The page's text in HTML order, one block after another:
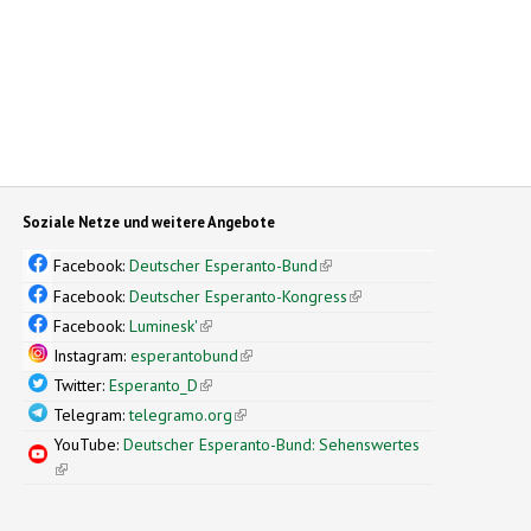
Soziale Netze und weitere Angebote
Facebook:Deutscher Esperanto-Bund(link is external)
Facebook:Deutscher Esperanto-Kongress(link is external)
Facebook:Luminesk'(link is external)
Instagram:esperantobund(link is external)
Twitter:Esperanto_D(link is external)
Telegram:telegramo.org(link is external)
YouTube:Deutscher Esperanto-Bund: Sehenswertes
(link is external)